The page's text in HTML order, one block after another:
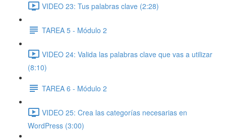
VIDEO 23: Tus palabras clave (2:28)
TAREA 5 - Módulo 2
VIDEO 24: Valida las palabras clave que vas a utilizar
(8:10)
TAREA 6 - Módulo 2
VIDEO 25: Crea las categorías necesarias en
WordPress (3:00)